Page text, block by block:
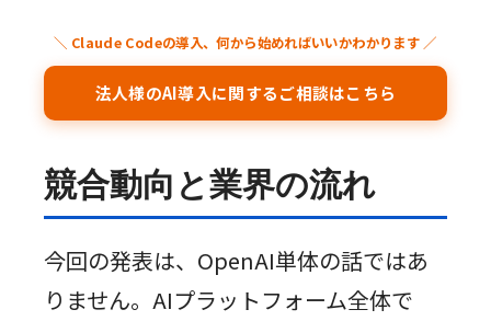
＼ Claude Codeの導入、何から始めればいいかわかります ／
法人様のAI導入に関するご相談はこちら
競合動向と業界の流れ
今回の発表は、OpenAI単体の話ではあ
りません。AIプラットフォーム全体で